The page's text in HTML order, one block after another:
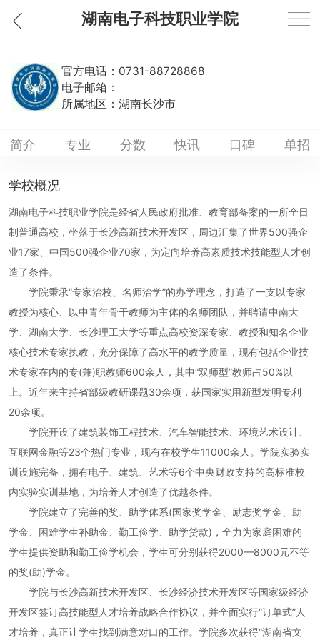
湖南电子科技职业学院
官方电话： 0731-88728868
电子邮箱：
所属地区： 湖南长沙市
简介 专业 分数 快讯 口碑 单招
学校概况
湖南电子科技职业学院是经省人民政府批准、教育部备案的一所全日
制普通高校，坐落于长沙高新技术开发区，周边汇集了世界500强企
业17家、中国500强企业70家，为定向培养高素质技术技能型人才创
造了条件。
学院秉承“专家治校、名师治学”的办学理念，打造了一支以专家
教授为核心、以中青年骨干教师为主体的名师团队，并聘请中南大
学、湖南大学、长沙理工大学等重点高校资深专家、教授和知名企业
核心技术专家执教，充分保障了高水平的教学质量，现有包括企业技
术专家在内的专(兼)职教师600余人，其中“双师型”教师占50%以
上。近年来主持省部级教研课题30余项，获国家实用新型发明专利
20余项。
学院开设了建筑装饰工程技术、汽车智能技术、环境艺术设计、
互联网金融等23个热门专业，现有在校学生11000余人。学院实验实
训设施完备，拥有电子、建筑、艺术等6个中央财政支持的高标准校
内实验实训基地，为培养人才创造了优越条件。
学院建立了完善的奖、助学体系(国家奖学金、励志奖学金、助
学金、困难学生补助金、勤工俭学、助学贷款)，全力为家庭困难的
学生提供资助和勤工俭学机会，学生可分别获得2000—8000元不等
的奖(助)学金。
学院与长沙高新技术开发区、长沙经济技术开发区等国家级经济
开发区签订高技能型人才培养战略合作协议，并全面实行“订单式”人
才培养，真正让学生找到满意对口的工作。学院多次获得“湖南省文